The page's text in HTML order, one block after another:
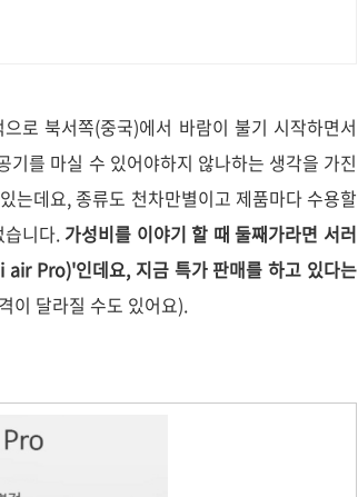
로 북서쪽(중국)에서 바람이 불기 시작하면서
를 마실 수 있어야하지 않나하는 생각을 가진
는데요, 종류도 천차만별이고 제품마다 수용할
니다. 가성비를 이야기 할 때 둘째가라면 서러
Pro)'인데요, 지금 특가 판매를 하고 있다는
이 달라질 수도 있어요).